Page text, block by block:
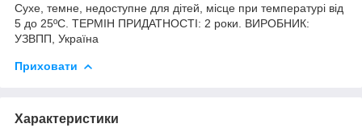
Сухе, темне, недоступне для дітей, місце при температурі від
5 до 25ºС. ТЕРМІН ПРИДАТНОСТІ: 2 роки. ВИРОБНИК:
УЗВПП, Україна
Приховати
Характеристики